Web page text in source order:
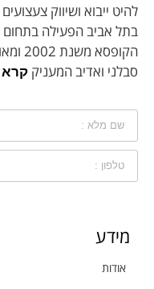
להיט ייבוא ושיווק
בתל אביב הפעילה
סבלני ואדיב המעניק
מידע
אודות